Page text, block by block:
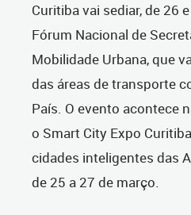
Curitiba vai sediar, de 26
Fórum Nacional de
Mobilidade Urbana, que
das áreas de transporte
País. O evento acontece
o Smart City Expo
cidades inteligentes das
de 25 a 27 de março.